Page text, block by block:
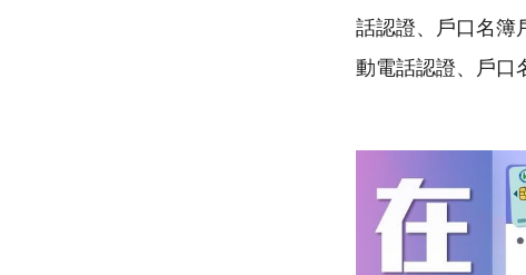
話認證、戶口名簿
動電話認證、戶口